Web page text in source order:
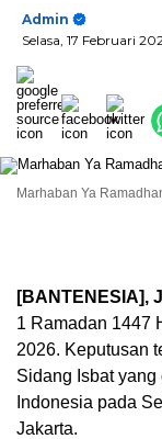
Admin
Selasa, 17 Februari
Marhaban Ya
[BANTENESIA],
1 Ramadan 1447
2026. Keputusan
Sidang Isbat
Indonesia pada
Jakarta.